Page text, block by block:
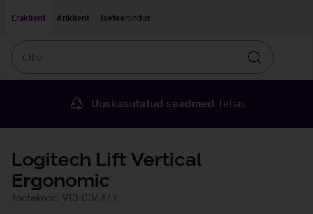
Eraklient
Äriklient Iseteenindus
Otsin
Uuskasutatud seadmed Telias
Logitech Lift Vertical
Ergonomic
Tootekood: 910-006473